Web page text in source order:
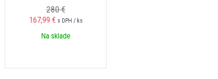
280 €
167,99 € s DPH / ks
Na sklade